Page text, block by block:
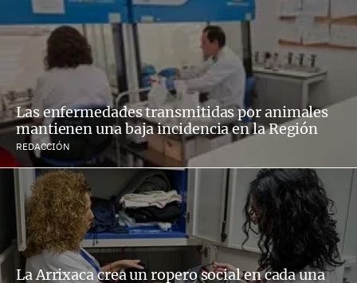
Las enfermedades transmitidas por animales
mantienen una baja incidencia en la Región
REDACCIÓN
La Arrixaca crea un ropero social en cada una